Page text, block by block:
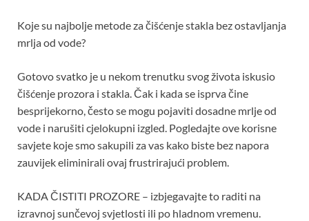
Koje su najbolje metode za čišćenje stakla bez ostavljanja
mrlja od vode?
Gotovo svatko je u nekom trenutku svog života iskusio
čišćenje prozora i stakla. Čak i kada se isprva čine
besprijekorno, često se mogu pojaviti dosadne mrlje od
vode i narušiti cjelokupni izgled. Pogledajte ove korisne
savjete koje smo sakupili za vas kako biste bez napora
zauvijek eliminirali ovaj frustrirajući problem.
KADA ČISTITI PROZORE – izbjegavajte to raditi na
izravnoj sunčevoj svjetlosti ili po hladnom vremenu.